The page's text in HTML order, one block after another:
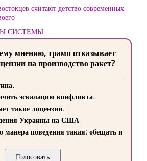
считают детство современных
СИСТЕМЫ
мнению, трамп отказывает
на производство ракет?
эскалацию конфликта.
такие лицензии.
Украины на США
манера поведения такая: обещать и